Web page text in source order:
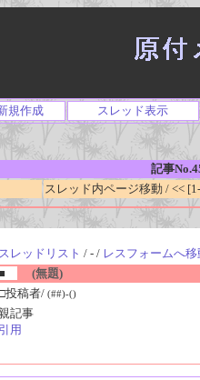
規作成 スレッド表示
記事
スレッド内ページ移動 / <<
スレッドリスト / - / レスフォームへ移
(無題)
投稿者/ (##)-()
記事
引用